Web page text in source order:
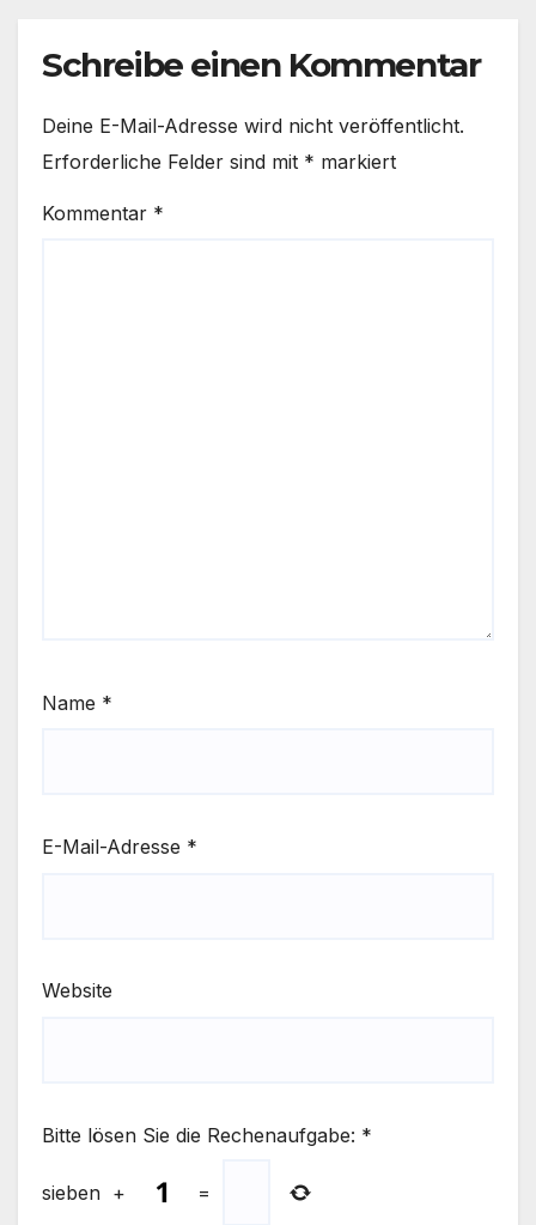
Schreibe einen Kommentar
Deine E-Mail-Adresse wird nicht veröffentlicht.
Erforderliche Felder sind mit * markiert
Kommentar *
Name *
E-Mail-Adresse *
Website
Bitte lösen Sie die Rechenaufgabe: *
sieben + =